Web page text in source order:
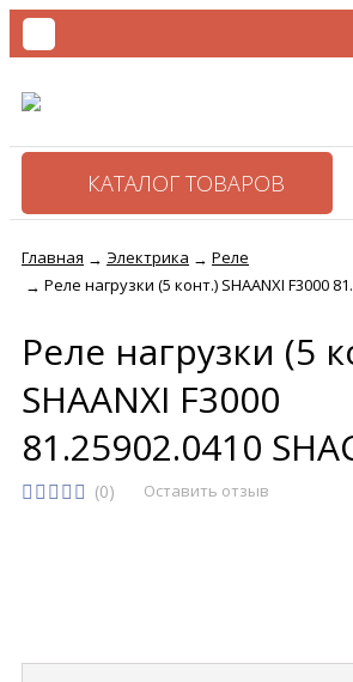
КАТАЛОГ ТОВАРОВ
Главная → Электрика → Реле
→ Реле нагрузки (5 конт.) SHAANXI F3000
Реле нагрузки (5
SHAANXI F3000
81.25902.0410
(0) Оставить отзыв